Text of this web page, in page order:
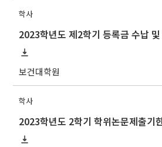
학사
보건대학원
학사